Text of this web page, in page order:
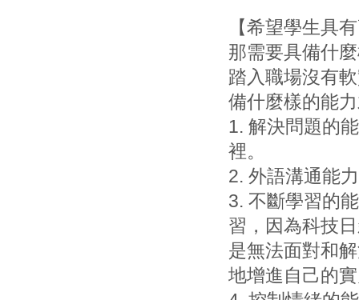
【希望學生具
那需要具備什
踏入職場沒有
備什麼樣的能
1. 解決問題的
裡。
2. 外語溝通能
3. 不斷學習的
習，因為科技
是無法面對和
地增進自己的